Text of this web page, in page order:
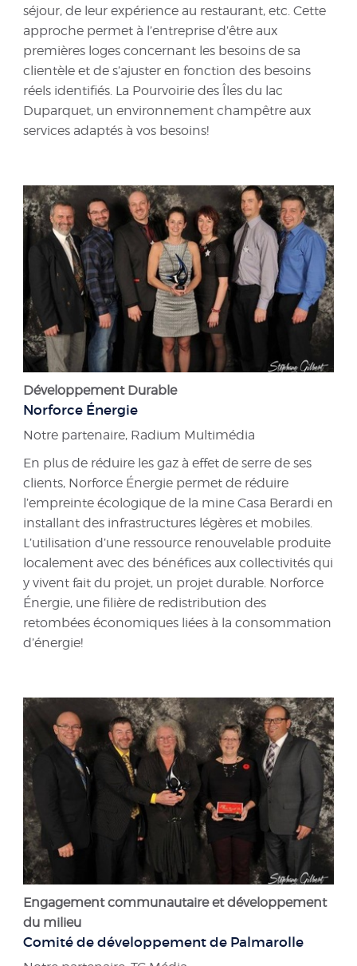
séjour, de leur expérience au restaurant, etc. Cette
approche permet à l’entreprise d’être aux
premières loges concernant les besoins de sa
clientèle et de s’ajuster en fonction des besoins
réels identifiés. La Pourvoirie des Îles du lac
Duparquet, un environnement champêtre aux
services adaptés à vos besoins!
Développement Durable
Norforce Énergie
Notre partenaire, Radium Multimédia
En plus de réduire les gaz à effet de serre de ses
clients, Norforce Énergie permet de réduire
l’empreinte écologique de la mine Casa Berardi en
installant des infrastructures légères et mobiles.
L’utilisation d’une ressource renouvelable produite
localement avec des bénéfices aux collectivités qui
y vivent fait du projet, un projet durable. Norforce
Énergie, une filière de redistribution des
retombées économiques liées à la consommation
d’énergie!
Engagement communautaire et développement
du milieu
Comité de développement de Palmarolle